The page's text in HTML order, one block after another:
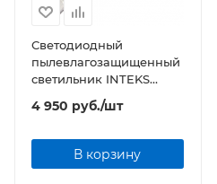
Светодиодный
пылевлагозащищенный
светильник INTEKS
Prom-36 32Вт 3750Лм
4000/5000К IP65
4 950 руб./шт
В корзину